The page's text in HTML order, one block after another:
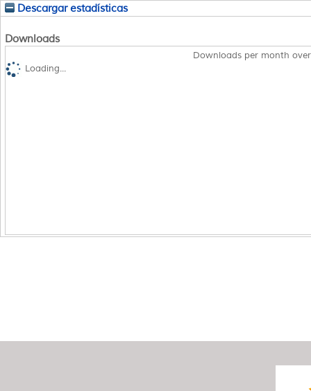
Descargar estadísticas
Downloads
Downloads per month
Loading...